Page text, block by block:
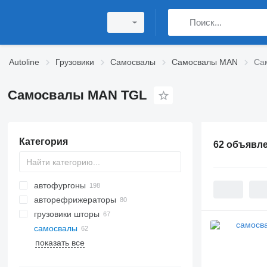
Autoline Грузовики Самосвалы Самосвалы MAN
Самосвалы MAN TGL
Категория
автофургоны
авторефрижераторы
грузовики шторы
самосвалы
показать все
62